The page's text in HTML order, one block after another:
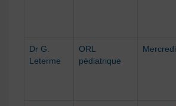
Dr G.
Leterme
ORL
pédiatrique
Mercredi